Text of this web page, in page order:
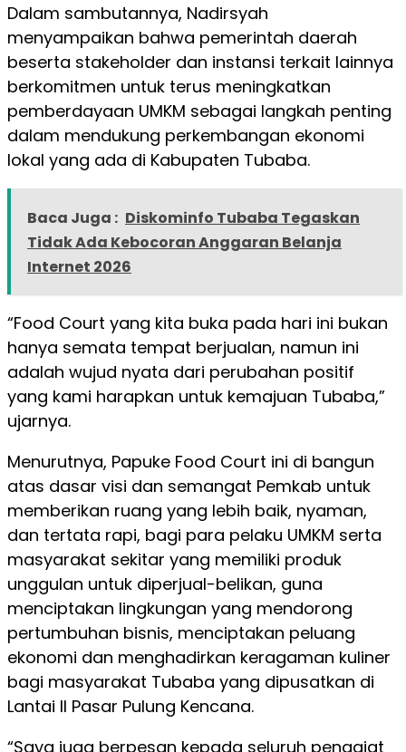
Dalam sambutannya, Nadirsyah
menyampaikan bahwa pemerintah daerah
beserta stakeholder dan instansi terkait lainnya
berkomitmen untuk terus meningkatkan
pemberdayaan UMKM sebagai langkah penting
dalam mendukung perkembangan ekonomi
lokal yang ada di Kabupaten Tubaba.
Baca Juga : Diskominfo Tubaba Tegaskan
Tidak Ada Kebocoran Anggaran Belanja
Internet 2026
“Food Court yang kita buka pada hari ini bukan
hanya semata tempat berjualan, namun ini
adalah wujud nyata dari perubahan positif
yang kami harapkan untuk kemajuan Tubaba,”
ujarnya.
Menurutnya, Papuke Food Court ini di bangun
atas dasar visi dan semangat Pemkab untuk
memberikan ruang yang lebih baik, nyaman,
dan tertata rapi, bagi para pelaku UMKM serta
masyarakat sekitar yang memiliki produk
unggulan untuk diperjual-belikan, guna
menciptakan lingkungan yang mendorong
pertumbuhan bisnis, menciptakan peluang
ekonomi dan menghadirkan keragaman kuliner
bagi masyarakat Tubaba yang dipusatkan di
Lantai II Pasar Pulung Kencana.
“Saya juga berpesan kepada seluruh penggiat